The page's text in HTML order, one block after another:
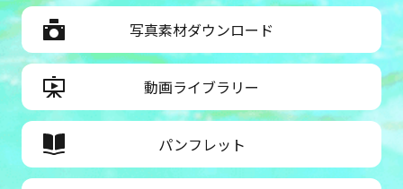
写真素材ダウンロード
動画ライブラリー
パンフレット